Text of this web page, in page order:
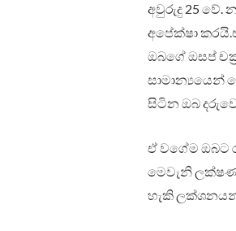
අවුරුදු 25 වේ.
අපේක්ෂා
ඔබගේ ඔසප්
සාමාන්‍යයෙන්
සිටින ඔබ
ඒ වගේම ඔබට
මෙවැනි
හැකි